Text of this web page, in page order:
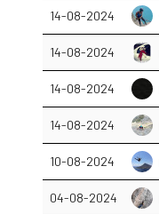
14-08-2024
14-08-2024
14-08-2024
14-08-2024
10-08-2024
04-08-2024